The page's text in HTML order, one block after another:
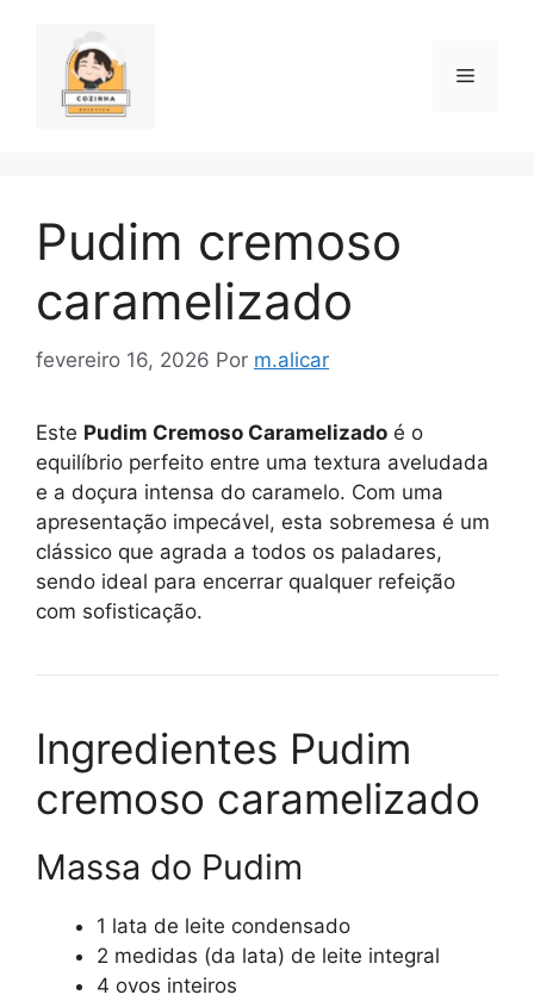
conteúdo
Menu
Pudim cremoso
caramelizado
fevereiro 16, 2026 Por m.alicar
Este Pudim Cremoso Caramelizado é o
equilíbrio perfeito entre uma textura aveludada
e a doçura intensa do caramelo. Com uma
apresentação impecável, esta sobremesa é um
clássico que agrada a todos os paladares,
sendo ideal para encerrar qualquer refeição
com sofisticação.
Ingredientes Pudim
cremoso caramelizado
Massa do Pudim
1 lata de leite condensado
2 medidas (da lata) de leite integral
4 ovos inteiros